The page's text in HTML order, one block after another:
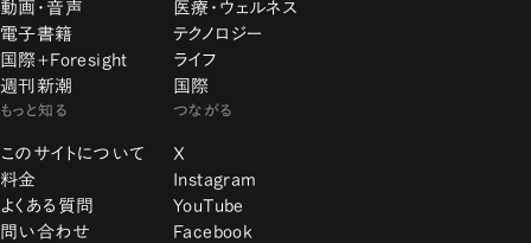
動画・音声
電子書籍
国際+Foresight
週刊新潮
医療・ウェルネス
テクノロジー
ライフ
国際
もっと知る
このサイトについて
料金
よくある質問
問い合わせ
つながる
X
Instagram
YouTube
Facebook